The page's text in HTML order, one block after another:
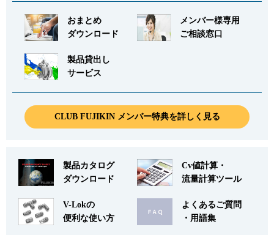
おまとめ
ダウンロード
メンバー様専用
ご相談窓口
製品貸出し
サービス
CLUB FUJIKIN メンバー特典を詳しく見る
製品カタログ
ダウンロード
Cv値計算・
流量計算ツール
V-Lokの
便利な使い方
よくあるご質問
・用語集